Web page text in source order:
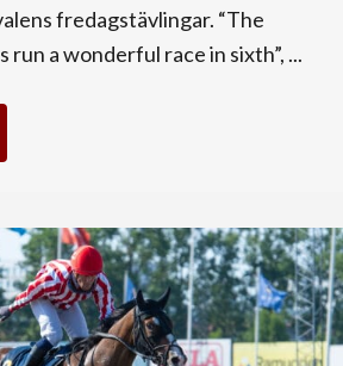
fredagstävlingar. “The
run a wonderful race in sixth”, ...